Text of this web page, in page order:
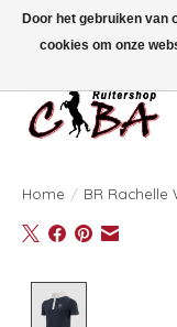
Bij vragen kan u ons
Ambachtstraat 22 A, 3530
Home / BR Rachelle
Door het gebruiken van
cookies om onze